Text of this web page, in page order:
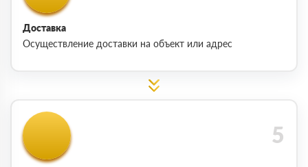
Доставка
Осуществление доставки на объект или адрес